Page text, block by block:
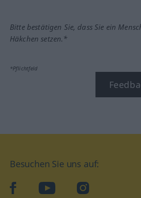
Bitte bestätigen Sie, dass Sie ein
Häkchen setzen.*
*Pflichtfeld
Besuchen Sie uns auf:
facebookYouTube Instagram